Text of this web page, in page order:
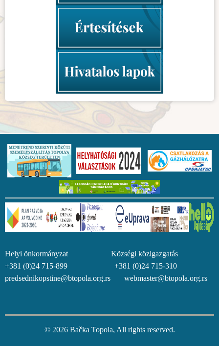
Helyi önkormányzat Községi közigazgatás
+381 (0)24 715-899 +381 (0)24 715-310
predsednikopstine@btopola.org.rs webmaster@btopola.org.rs
© 2026 Bačka Topola, All rights reserved.